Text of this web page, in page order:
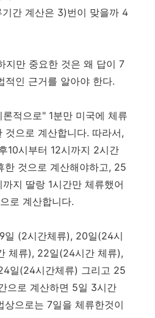
간 계산은 3)번이 맞을까 4
지만 중요한 것은 왜 답이 7
적인 근거를 알아야 한다.
적으로" 1분만 미국에 체류
것으로 계산합니다. 따라서,
10시부터 12시까지 2시간
한 것으로 계산해야하고, 25
지 딸랑 1시간만 체류했어
로 계산합니다.
일 (2시간체류), 20일(24시
체류), 22일(24시간 체류),
일(24시간체류) 그리고 25
으로 계산하면 5일 3시간
상으로는 7일을 체류한것이